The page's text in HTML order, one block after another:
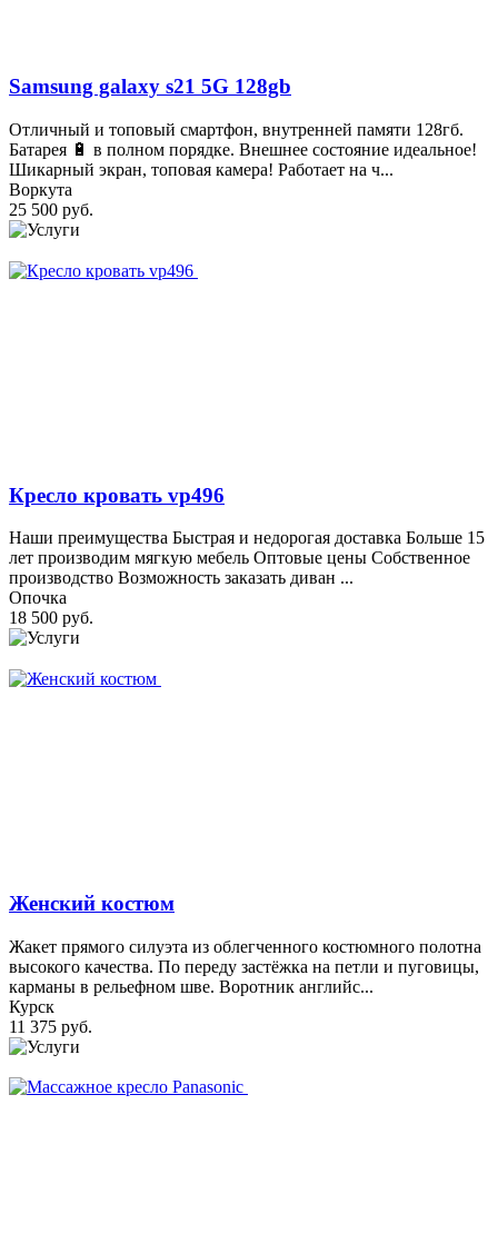
Samsung galaxy s21 5G 128gb
Отличный и топовый смартфон, внутренней памяти 128гб.
Батарея 🔋 в полном порядке. Внешнее состояние идеальное!
Шикарный экран, топовая камера! Работает на ч...
Воркута
25 500 руб.
Кресло кровать vp496
Наши преимущества Быстрая и недорогая доставка Больше 15
лет производим мягкую мебель Оптовые цены Собственное
производство Возможность заказать диван ...
Опочка
18 500 руб.
Женский костюм
Жакет прямого силуэта из облегченного костюмного полотна
высокого качества. По переду застёжка на петли и пуговицы,
карманы в рельефном шве. Воротник английс...
Курск
11 375 руб.